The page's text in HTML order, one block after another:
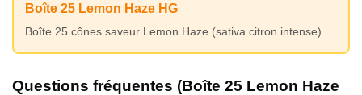
Boîte 25 Lemon Haze HG
Boîte 25 cônes saveur Lemon Haze (sativa citron intense).
Questions fréquentes (Boîte 25 Lemon Haze